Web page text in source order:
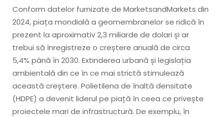
Conform datelor furnizate de MarketsandMarkets din
2024, piața mondială a geomembranelor se ridică în
prezent la aproximativ 2,3 miliarde de dolari și ar
trebui să înregistreze o creștere anuală de circa
5,4% până în 2030. Extinderea urbană și legislația
ambientală din ce în ce mai strictă stimulează
această creștere. Polietilena de înaltă densitate
(HDPE) a devenit liderul pe piață în ceea ce privește
proiectele mari de infrastructură. De exemplu, în